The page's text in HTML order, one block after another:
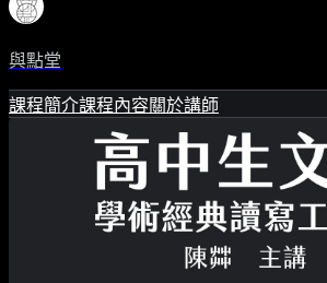
與點堂
課程簡介課程內容關於講師